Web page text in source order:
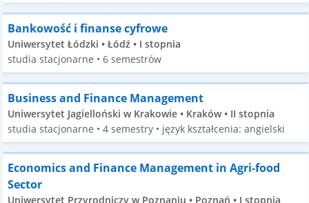
Bankowość i finanse cyfrowe
Uniwersytet Łódzki • Łódź • I stopnia
studia stacjonarne • 6 semestrów
Business and Finance Management
Uniwersytet Jagielloński w Krakowie • Kraków • II stopnia
studia stacjonarne • 4 semestry • język kształcenia: angielski
Economics and Finance Management in Agri-food
Sector
Uniwersytet Przyrodniczy w Poznaniu • Poznań • I stopnia